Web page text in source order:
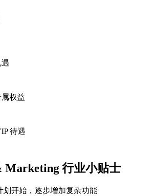
权益
待遇
Marketing 行业小贴士
划开始，逐步增加复杂功能